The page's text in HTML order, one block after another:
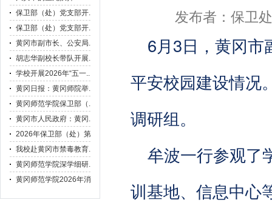
发布者：保卫
6月3日，黄冈市
平安校园建设情况
调研组。
牟波一行参观了
训基地、信息中心